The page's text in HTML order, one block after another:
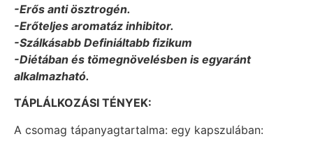
-Erős anti ösztrogén.
-Erőteljes aromatáz inhibitor.
-Szálkásabb Definiáltabb fizikum
-Diétában és tömegnövelésben is egyaránt
alkalmazható.
TÁPLÁLKOZÁSI TÉNYEK:
A csomag tápanyagtartalma: egy kapszulában: